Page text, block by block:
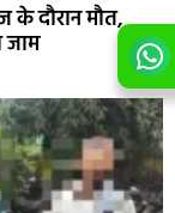
दौरान मौत,